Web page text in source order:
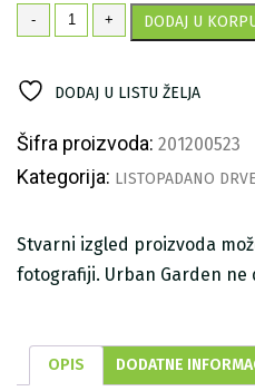
-
Crveni
javor
+ DODAJ U
DODAJ U LISTU ŽELJA
Šifra proizvoda: 201200523
Kategorija: LISTOPADANO
Stvarni izgled proizvoda
fotografiji. Urban Garden ne
OPIS DODATNE